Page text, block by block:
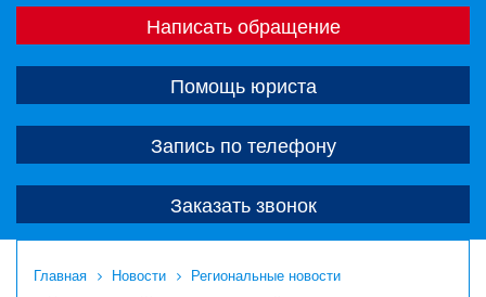
Написать обращение
Помощь юриста
Запись по телефону
Заказать звонок
Главная Новости
Региональные новости